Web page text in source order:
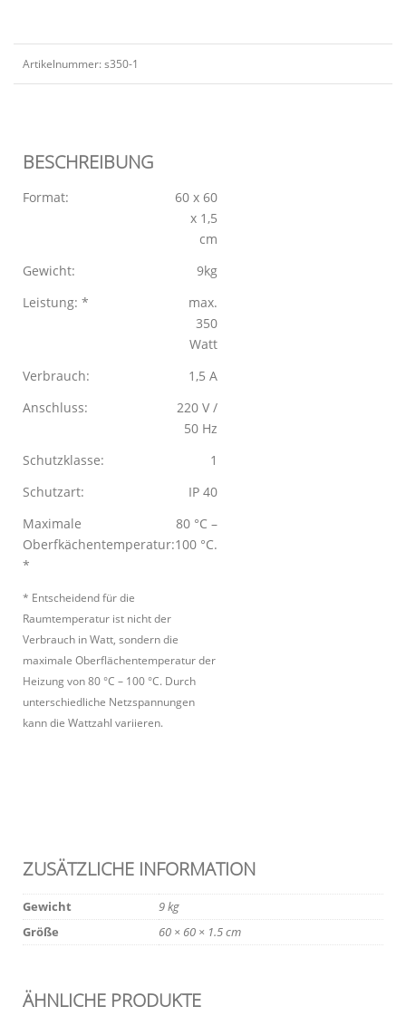
Artikelnummer:s350-1
BESCHREIBUNG
Format:
60 x 60
x 1,5
cm
Gewicht:
9kg
Leistung: *
max.
350
Watt
Verbrauch:
1,5 A
Anschluss:
220 V /
50 Hz
Schutzklasse:
1
Schutzart:
IP 40
Maximale
Oberfkächentemperatur:
*
80 °C –
100 °C.
* Entscheidend für die
Raumtemperatur ist nicht der
Verbrauch in Watt, sondern die
maximale Oberflächentemperatur der
Heizung von 80 °C – 100 °C. Durch
unterschiedliche Netzspannungen
kann die Wattzahl variieren.
ZUSÄTZLICHE INFORMATION
Gewicht
9 kg
Größe
60 × 60 × 1.5 cm
ÄHNLICHE PRODUKTE